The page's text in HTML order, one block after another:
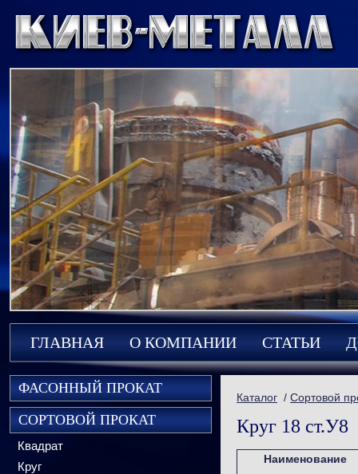
ГЛАВНАЯ О КОМПАНИИ СТАТЬИ
ФАСОННЫЙ ПРОКАТ
СОРТОВОЙ ПРОКАТ
Квадрат
Круг
Каталог / Сортовой
Круг 18 ст.У8
Наименование